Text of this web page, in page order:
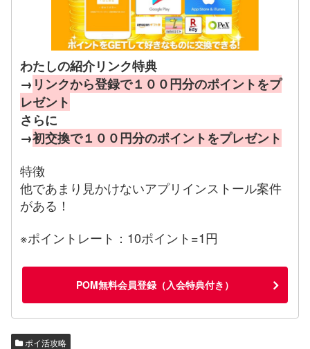
わたしの紹介リンク特典
→ リンクから登録で１００円分のポイントをプ
レゼント
さらに
→初交換で１００円分のポイントをプレゼント
特徴
他であまり見かけないアプリインストール案件
がある！
※ポイントレート：10ポイント=1円
POM無料会員登録（入会特典付き）
ポイ活攻略